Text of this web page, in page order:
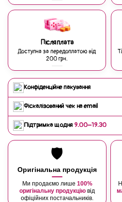
Післяплата
Доступна за передоплатою від
200 грн.
Конфіденційне пакування
Фіскалізований чек на email
Підтримка щодня 9:00–19:30
🛡️
Оригінальна продукція
Ми продаємо лише 100%
оригінальну продукцію від
офіційних постачальників.